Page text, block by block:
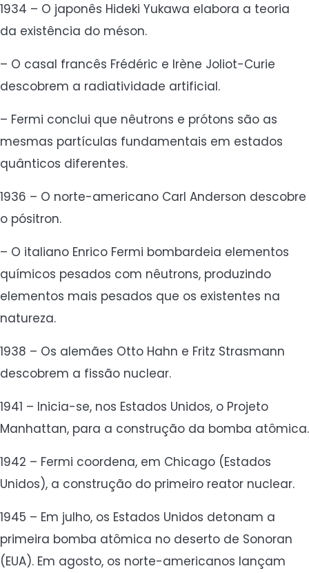
1934 – O japonês Hideki Yukawa elabora a teoria
da existência do méson.
– O casal francês Frédéric e Irène Joliot-Curie
descobrem a radiatividade artificial.
– Fermi conclui que nêutrons e prótons são as
mesmas partículas fundamentais em estados
quânticos diferentes.
1936 – O norte-americano Carl Anderson descobre
o pósitron.
– O italiano Enrico Fermi bombardeia elementos
químicos pesados com nêutrons, produzindo
elementos mais pesados que os existentes na
natureza.
1938 – Os alemães Otto Hahn e Fritz Strasmann
descobrem a fissão nuclear.
1941 – Inicia-se, nos Estados Unidos, o Projeto
Manhattan, para a construção da bomba atômica.
1942 – Fermi coordena, em Chicago (Estados
Unidos), a construção do primeiro reator nuclear.
1945 – Em julho, os Estados Unidos detonam a
primeira bomba atômica no deserto de Sonoran
(EUA). Em agosto, os norte-americanos lançam